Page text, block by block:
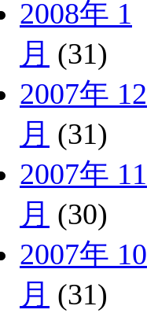
2008年 1
月 (31)
2007年 12
月 (31)
2007年 11
月 (30)
2007年 10
月 (31)